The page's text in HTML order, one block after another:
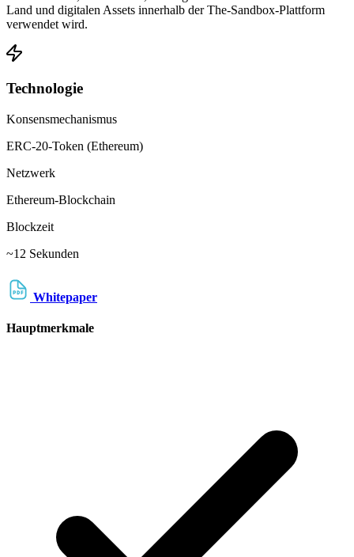
Land und digitalen Assets innerhalb der The-Sandbox-Plattform
verwendet wird.
Technologie
Konsensmechanismus
ERC-20-Token (Ethereum)
Netzwerk
Ethereum-Blockchain
Blockzeit
~12 Sekunden
Whitepaper
Hauptmerkmale